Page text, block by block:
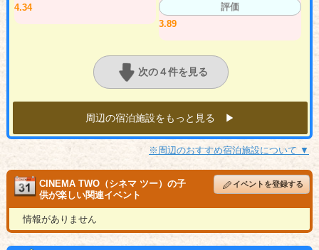
4.34
評価
3.89
次の４件を見る
周辺の宿泊施設をもっと見る ▶︎
※周辺のおすすめ宿泊施設について ▼
CINEMA TWO（シネマ ツー）の子
供が楽しい関連イベント
イベントを登録する
情報がありません